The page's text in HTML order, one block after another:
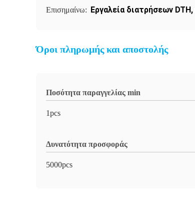
Επισημαίνω: Εργαλεία διατρήσεων DTH,
Όροι πληρωμής και αποστολής
Ποσότητα παραγγελίας min
1pcs
Δυνατότητα προσφοράς
5000pcs